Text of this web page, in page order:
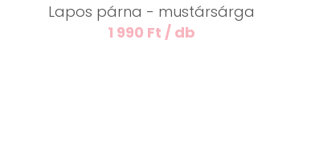
Lapos párna - mustársárga
1 990 Ft / db